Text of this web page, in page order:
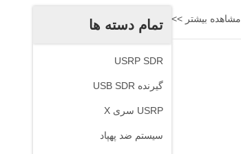
تمام دسته ها
USRP SDR
گیرنده USB SDR
USRP سری X
سیستم ضد پهپاد
مشاهده بیشتر >>